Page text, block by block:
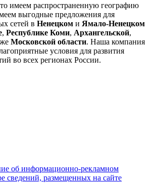
имеем распространенную географию
выгодные предложения для
сетей в Ненецком и Ямало-Ненецком
, Республике Коми, Архангельской,
Московской области. Наша компания
условия для развития
во всех регионах России.
об информационно-рекламном
сведений, размещенных на сайте